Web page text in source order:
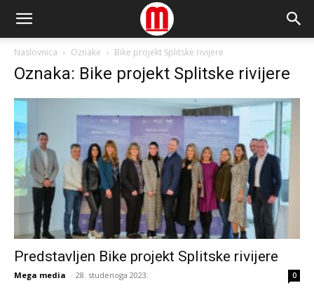
Naslovnica Oznake Bike projekt Splitske rivijere
Oznaka: Bike projekt Splitske rivijere
Predstavljen Bike projekt Splitske rivijere
Mega media - 28. studenoga 2023. 0